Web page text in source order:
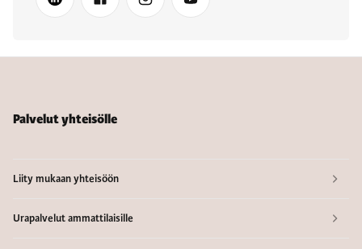
Palvelut yhteisölle
Liity mukaan yhteisöön
Urapalvelut ammattilaisille